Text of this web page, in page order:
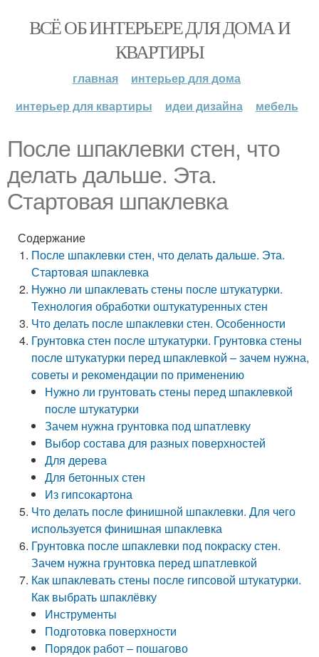
ВСЁ ОБ ИНТЕРЬЕРЕ ДЛЯ ДОМА И
КВАРТИРЫ
главная
интерьер для дома
интерьер для квартиры
идеи дизайна мебель
После шпаклевки стен, что
делать дальше. Эта.
Стартовая шпаклевка
Содержание
После шпаклевки стен, что делать дальше. Эта.
Стартовая шпаклевка
Нужно ли шпаклевать стены после штукатурки.
Технология обработки оштукатуренных стен
Что делать после шпаклевки стен. Особенности
Грунтовка стен после штукатурки. Грунтовка стены
после штукатурки перед шпаклевкой – зачем нужна,
советы и рекомендации по применению
Нужно ли грунтовать стены перед шпаклевкой
после штукатурки
Зачем нужна грунтовка под шпатлевку
Выбор состава для разных поверхностей
Для дерева
Для бетонных стен
Из гипсокартона
Что делать после финишной шпаклевки. Для чего
используется финишная шпаклевка
Грунтовка после шпаклевки под покраску стен.
Зачем нужна грунтовка перед шпатлевкой
Как шпаклевать стены после гипсовой штукатурки.
Как выбрать шпаклёвку
Инструменты
Подготовка поверхности
Порядок работ – пошагово